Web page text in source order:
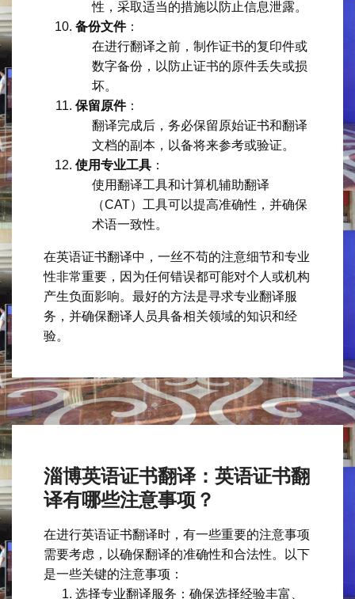
性，采取适当的措施以防止信息泄露。
备份文件：
在进行翻译之前，制作证书的复印件或
数字备份，以防止证书的原件丢失或损
坏。
保留原件：
翻译完成后，务必保留原始证书和翻译
文档的副本，以备将来参考或验证。
使用专业工具 ：
使用翻译工具和计算机辅助翻译
（CAT）工具可以提高准确性，并确保
术语一致性。
在英语证书翻译中，一丝不苟的注意细节和专业
性非常重要，因为任何错误都可能对个人或机构
产生负面影响。最好的方法是寻求专业翻译服
务，并确保翻译人员具备相关领域的知识和经
验。
淄博英语证书翻译：英语证书翻
译有哪些注意事项？
在进行英语证书翻译时，有一些重要的注意事项
需要考虑，以确保翻译的准确性和合法性。以下
是一些关键的注意事项：
选择专业翻译服务：确保选择经验丰富、